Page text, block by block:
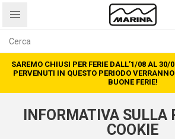
SAREMO CHIUSI PER FERIE DALL’1/08 AL
PERVENUTI IN QUESTO PERIODO
BUONE FERIE!
INFORMATIVA SULLA
COOKIE